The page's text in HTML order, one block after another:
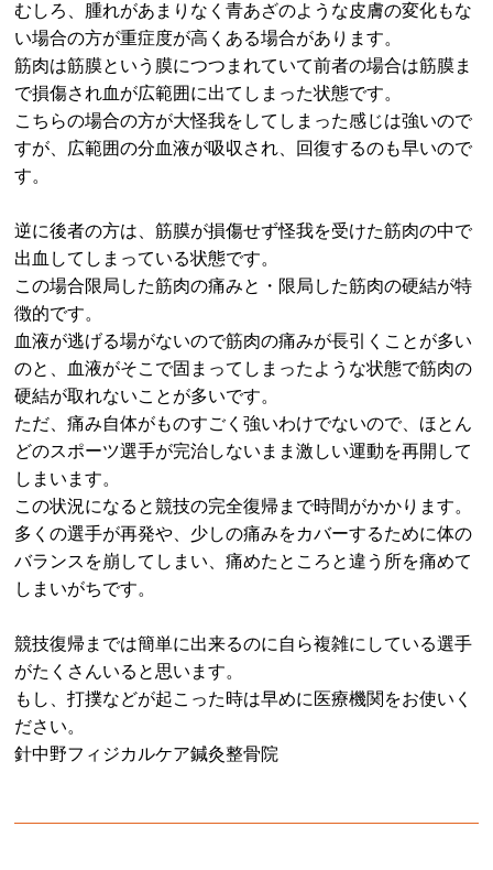
むしろ、腫れがあまりなく青あざのような皮膚の変化もな
い場合の方が重症度が高くある場合があります。
筋肉は筋膜という膜につつまれていて前者の場合は筋膜ま
で損傷され血が広範囲に出てしまった状態です。
こちらの場合の方が大怪我をしてしまった感じは強いので
すが、広範囲の分血液が吸収され、回復するのも早いので
す。
逆に後者の方は、筋膜が損傷せず怪我を受けた筋肉の中で
出血してしまっている状態です。
この場合限局した筋肉の痛みと・限局した筋肉の硬結が特
徴的です。
血液が逃げる場がないので筋肉の痛みが長引くことが多い
のと、血液がそこで固まってしまったような状態で筋肉の
硬結が取れないことが多いです。
ただ、痛み自体がものすごく強いわけでないので、ほとん
どのスポーツ選手が完治しないまま激しい運動を再開して
しまいます。
この状況になると競技の完全復帰まで時間がかかります。
多くの選手が再発や、少しの痛みをカバーするために体の
バランスを崩してしまい、痛めたところと違う所を痛めて
しまいがちです。
競技復帰までは簡単に出来るのに自ら複雑にしている選手
がたくさんいると思います。
もし、打撲などが起こった時は早めに医療機関をお使いく
ださい。
針中野フィジカルケア鍼灸整骨院